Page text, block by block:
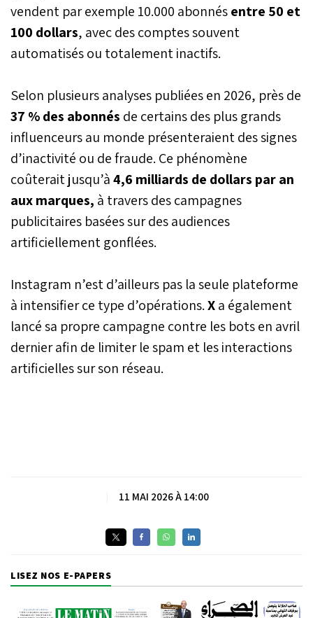
vendent par exemple 10.000 abonnésentre 50 et
100 dollars, avec des comptes souvent
automatisés ou totalement inactifs.
Selon plusieurs analyses publiées en 2026, près de
37 % des abonnés de certains des plus grands
influenceurs au monde présenteraient des signes
d’inactivité ou de fraude. Ce phénomène
coûterait jusqu’à4,6 milliards de dollars par an
aux marques, à travers des campagnes
publicitaires basées sur des audiences
artificiellement gonflées.
Instagram n’est d’ailleurs pas la seule plateforme
à intensifier ce type d’opérations.Xa également
lancé sa propre campagne contre les bots en avril
dernier afin de limiter le spam et les interactions
artificielles sur son réseau.
11 MAI 2026 À 14:00
LISEZ NOS E-PAPERS